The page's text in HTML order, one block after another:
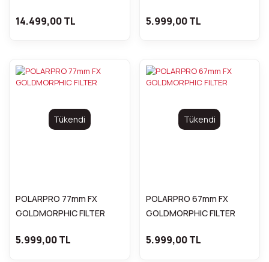
14.499,00 TL 5.999,00 TL
Tükendi
POLARPRO 77mm FX
GOLDMORPHIC FILTER
5.999,00 TL
Tükendi
POLARPRO 67mm FX
GOLDMORPHIC FILTER
5.999,00 TL